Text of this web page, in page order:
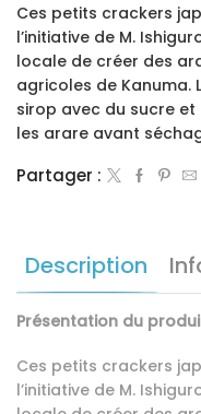
Ces petits crackers
l’initiative de M.
locale de créer des
agricoles de Kanuma.
sirop avec du sucre et
les arare avant
Partager :
Description
Présentation du
Ces petits crackers
l’initiative de M.